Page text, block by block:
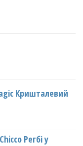
Кришталевий
Регбі у